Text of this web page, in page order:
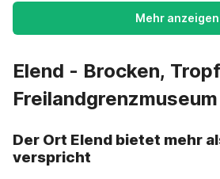
Mehr anzeigen
Elend - Brocken,
Der Ort Elend bietet mehr
verspricht